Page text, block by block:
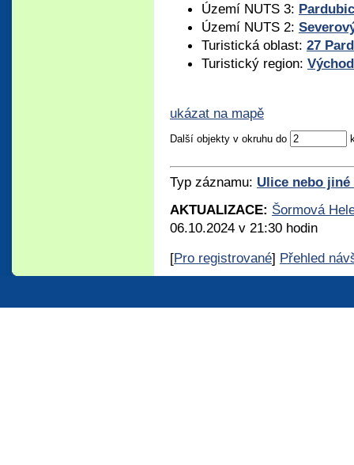
Území NUTS 3:
Území NUTS 2:
Turistická oblast: 27
Turistický region:
ukázat na mapě
Další objekty v okruhu do
Typ záznamu: Ulice nebo
AKTUALIZACE: Šormová
06.10.2024 v 21:30 hodin
[Pro registrované] Přehled